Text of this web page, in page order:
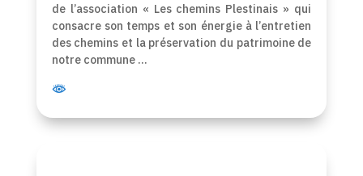
de l’association « Les chemins Plestinais » qui
consacre son temps et son énergie à l’entretien
des chemins et la préservation du patrimoine de
notre commune …